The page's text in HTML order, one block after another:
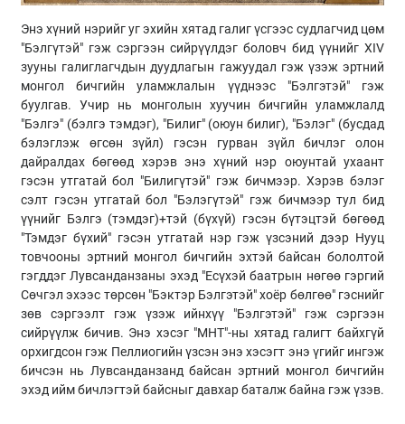
Энэ хүний нэрийг уг эхийн хятад галиг үсгээс судлагчид цөм
"Бэлгүтэй" гэж сэргээн сийрүүлдэг боловч бид үүнийг XIV
зууны галиглагчдын дуудлагын гажуудал гэж үзэж эртний
монгол бичгийн уламжлалын үүднээс "Бэлгэтэй" гэж
буулгав. Учир нь монголын хуучин бичгийн уламжлалд
"Бэлгэ" (бэлгэ тэмдэг), "Билиг" (оюун билиг), "Бэлэг" (бусдад
бэлэглэж өгсөн зүйл) гэсэн гурван зүйл бичлэг олон
дайралдах бөгөөд хэрэв энэ хүний нэр оюунтай ухаант
гэсэн утгатай бол "Билигүтэй" гэж бичмээр. Хэрэв бэлэг
сэлт гэсэн утгатай бол "Бэлэгүтэй" гэж бичмээр тул бид
үүнийг Бэлгэ (тэмдэг)+тэй (бүхүй) гэсэн бүтэцтэй бөгөөд
"Тэмдэг бүхий" гэсэн утгатай нэр гэж үзсэний дээр Нууц
товчооны эртний монгол бичгийн эхтэй байсан бололтой
гэгддэг Лувсанданзаны эхэд "Есүхэй баатрын нөгөө гэргий
Сөчгэл эхээс төрсөн "Бэктэр Бэлгэтэй" хоёр бөлгөө" гэснийг
зөв сэргээлт гэж үзэж ийнхүү "Бэлгэтэй" гэж сэргээн
сийрүүлж бичив. Энэ хэсэг "МНТ"-ны хятад галигт байхгүй
орхигдсон гэж Пеллиогийн үзсэн энэ хэсэгт энэ үгийг ингэж
бичсэн нь Лувсанданзанд байсан эртний монгол бичгийн
эхэд ийм бичлэгтэй байсныг давхар баталж байна гэж үзэв.